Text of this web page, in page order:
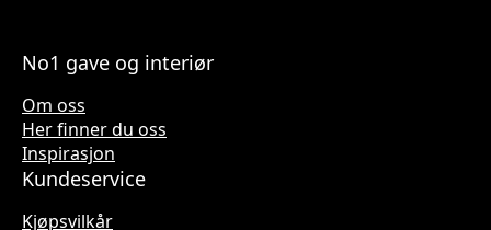
No1 gave og interiør
Om oss
Her finner du oss
Inspirasjon
Kundeservice
Kjøpsvilkår